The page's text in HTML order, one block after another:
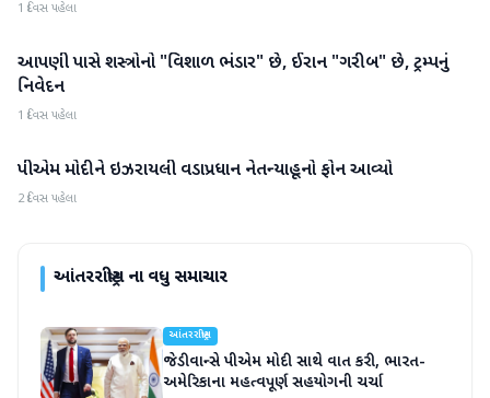
1 દિવસ પહેલા
આંતરરાષ્ટ્રીય
આપણી પાસે શસ્ત્રોનો "વિશાળ ભંડાર" છે, ઈરાન "ગરીબ" છે, ટ્રમ્પનું
નિવેદન
1 દિવસ પહેલા
આંતરરાષ્ટ્રીય
પીએમ મોદીને ઇઝરાયલી વડાપ્રધાન નેતન્યાહૂનો ફોન આવ્યો
2 દિવસ પહેલા
આંતરરાષ્ટ્રીયના વધુ સમાચાર
આંતરરાષ્ટ્રીય
જેડી વાન્સે પીએમ મોદી સાથે વાત કરી, ભારત-
અમેરિકાના મહત્વપૂર્ણ સહયોગની ચર્ચા